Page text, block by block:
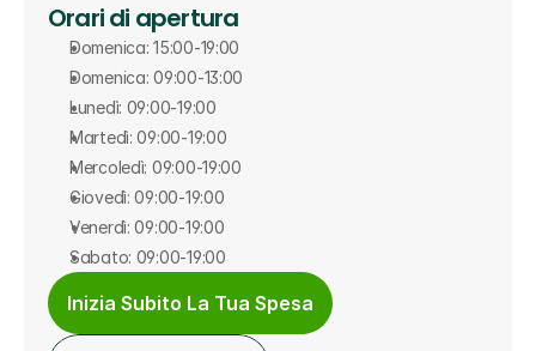
Orari di apertura
Domenica: 15:00-19:00
Domenica: 09:00-13:00
Lunedì: 09:00-19:00
Martedì: 09:00-19:00
Mercoledì: 09:00-19:00
Giovedì: 09:00-19:00
Venerdì: 09:00-19:00
Sabato: 09:00-19:00
Inizia Subito La Tua Spesa